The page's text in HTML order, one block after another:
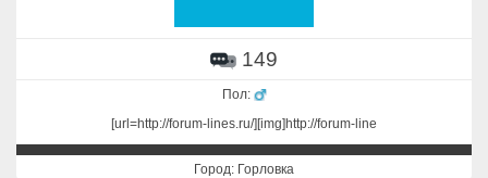
149
Пол:
[url=http://forum-lines.ru/][img]http://forum-line
Город: Горловка